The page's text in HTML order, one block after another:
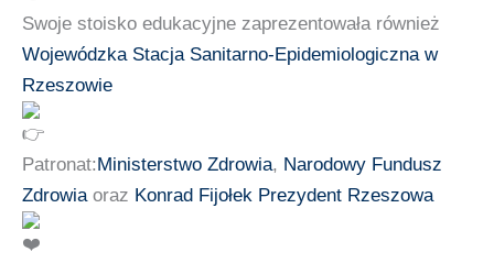
Swoje stoisko edukacyjne zaprezentowała również
Wojewódzka Stacja Sanitarno-Epidemiologiczna w
Rzeszowie
Patronat:Ministerstwo Zdrowia, Narodowy Fundusz
Zdrowiaoraz Konrad Fijołek Prezydent Rzeszowa